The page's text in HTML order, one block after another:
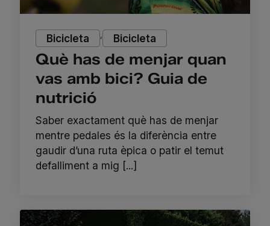
Què has de menjar quan
vas amb bici? Guia de
nutrició
Bicicleta , Bicicleta
Saber exactament què has de menjar
mentre pedales és la diferència entre
gaudir d’una ruta èpica o patir el temut
defalliment a mig [...]